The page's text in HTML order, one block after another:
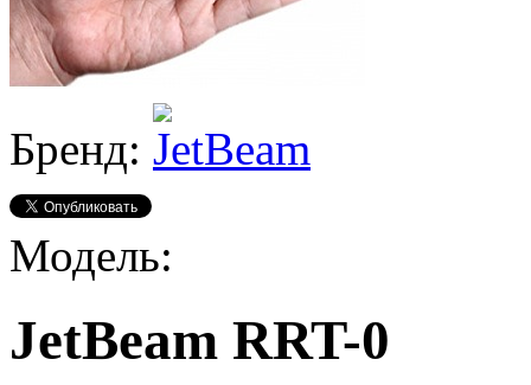
Бренд:
Модель:
JetBeam RRT-0